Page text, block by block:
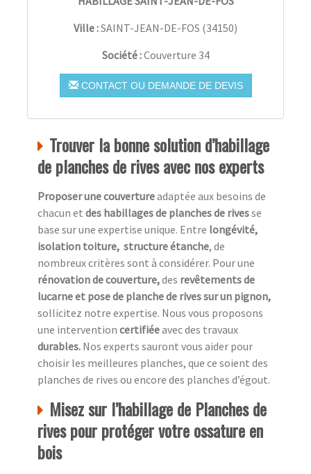
Ville :SAINT-JEAN-DE-FOS (34150)
Société :Couverture 34
CONTACT OU DEMANDE DE DEVIS
Trouver la bonne solution d’habillage
de planches de rives avec nos experts
Proposer une couvertureadaptée aux besoins de
chacun et des habillages de planches de rivesse
base sur une expertise unique. Entre longévité,
isolation toiture, structure étanche, de
nombreux critères sont à considérer. Pour une
rénovation de couverture,des revêtements de
lucarne et pose de planche de rives sur un pignon,
sollicitez notre expertise. Nous vous proposons
une intervention certifiéeavec des travaux
durables. Nos experts sauront vous aider pour
choisir les meilleures planches, que ce soient des
planches de rives ou encore des planches d’égout.
Misez sur l’habillage de Planches de
rives pour protéger votre ossature en
bois